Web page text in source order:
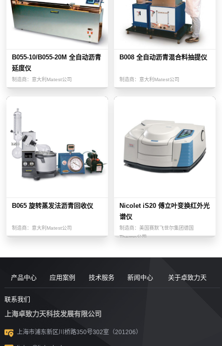
B055-10/B055-20M 全自动沥青
延度仪
制造商： 意大利Matest公司
B008 全自动沥青混合料抽提仪
制造商： 意大利Matest公司
B065 旋转蒸发法沥青回收仪
制造商： 意大利Matest公司
Nicolet iS20 傅立叶变换红外光
谱仪
制造商： 美国赛默飞世尔集团德国
Thermo公司
产品中心
道路现场检
测设备
沥青/沥青胶
结料测试设
沥青混合料
应用案例
视频
技术服务
团队风采
UTM升级
新闻中心 关于卓致力天
联系我们
上海卓致力天科技发展有限公司
上海市浦东新区川桥路350号302室（201206）